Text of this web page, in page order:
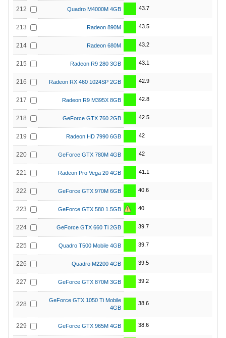
212 Quadro M4000M 4GB 43.7
213 Radeon 890M 43.5
214 Radeon 680M 43.2
215 Radeon R9 280 3GB 43.1
216 Radeon RX 460 1024SP 2GB 42.9
217 Radeon R9 M395X 8GB 42.8
218 GeForce GTX 760 2GB 42.5
219 Radeon HD 7990 6GB 42
220 GeForce GTX 780M 4GB 42
221 Radeon Pro Vega 20 4GB 41.1
222 GeForce GTX 970M 6GB 40.6
223 GeForce GTX 580 1.5GB 40
224 GeForce GTX 660 Ti 2GB 39.7
225 Quadro T500 Mobile 4GB 39.7
226 Quadro M2200 4GB 39.5
227 GeForce GTX 870M 3GB 39.2
228
GeForce GTX 1050 Ti Mobile
4GB
38.6
229 GeForce GTX 965M 4GB 38.6